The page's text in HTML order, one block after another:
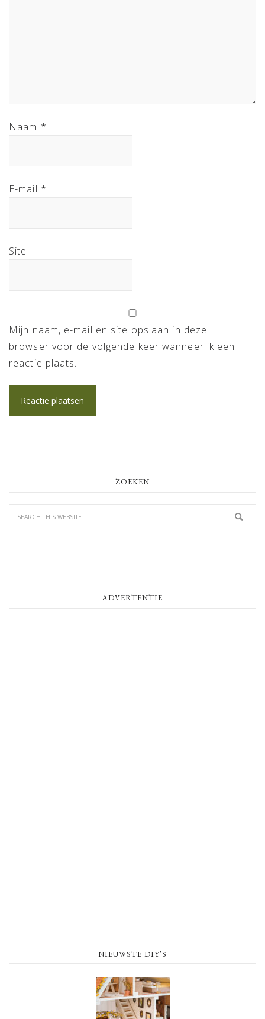
Naam *
E-mail *
Site
Mijn naam, e-mail en site opslaan in deze
browser voor de volgende keer wanneer ik een
reactie plaats.
ZOEKEN
ADVERTENTIE
NIEUWSTE DIY’S